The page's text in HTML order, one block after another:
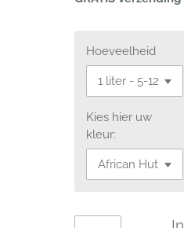
Hoeveelheid
Kies hier uw
kleur: